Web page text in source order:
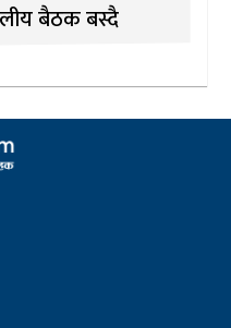
बैठक बस्दै